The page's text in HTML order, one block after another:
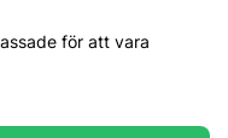
för att vara